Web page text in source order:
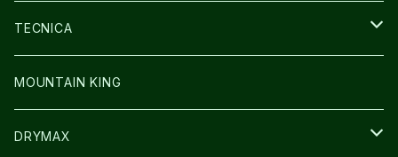
SOCKS
その他GOODS
BAG
WEAR
GLOVE
SHOES
WEAR
CAP/HAT
TECNICA
SHOES
MOUNTAIN KING
DRYMAX